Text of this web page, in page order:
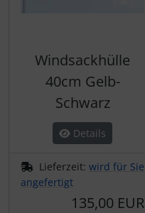
Windsackhülle
40cm Gelb-
Schwarz
Details
Lieferzeit: wird für Sie
angefertigt
135,00 EUR